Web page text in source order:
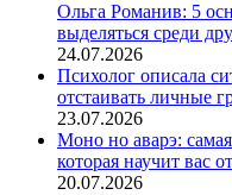
Ольга Романив: 5
выделяться среди
24.07.2026
Психолог описала
отстаивать личные
23.07.2026
Моно но аварэ:
которая научит вас
20.07.2026